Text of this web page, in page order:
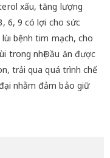
xấu, tăng lượng
6, 9 có lợi cho sức
bệnh tim mạch, cho
trong nhẹDầu ăn được
trải qua quá trình chế
nhằm đảm bảo giữ